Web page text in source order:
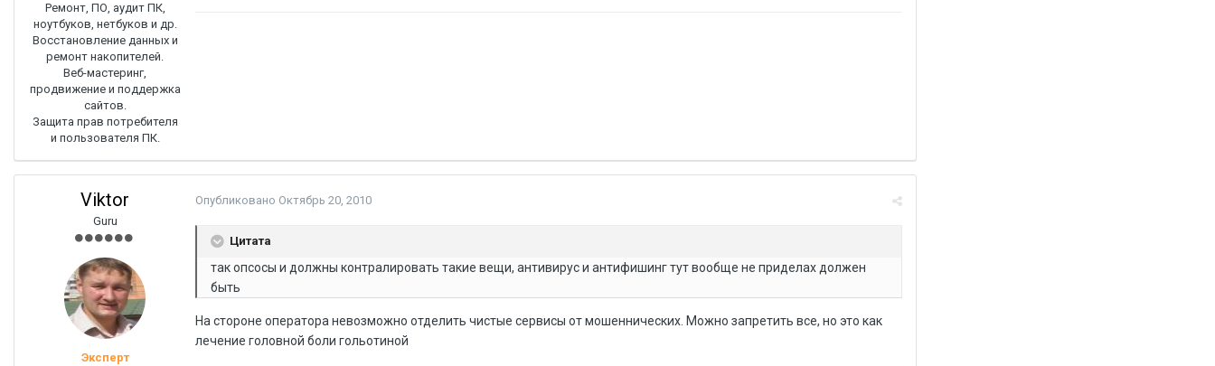
Ремонт, ПО, аудит ПК,
ноутбуков, нетбуков и др.
Восстановление данных и
ремонт накопителей.
Веб-мастеринг,
продвижение и поддержка
сайтов.
Защита прав потребителя
и пользователя ПК.
Viktor
Guru
Эксперт
Опубликовано Октябрь 20, 2010
Цитата
так опсосы и должны контралировать такие вещи, антивирус и антифишинг тут вообще не приделах должен
быть
На стороне оператора невозможно отделить чистые сервисы от мошеннических. Можно запретить все, но это как
лечение головной боли гольотиной